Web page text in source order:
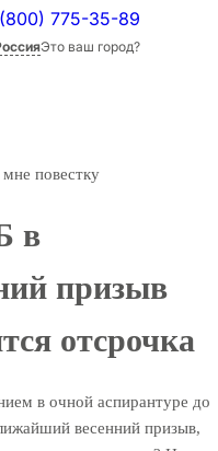
775-35-89
Это ваш город?
повестку
в
призыв
отсрочка
в очной аспирантуре до
весенний призыв,